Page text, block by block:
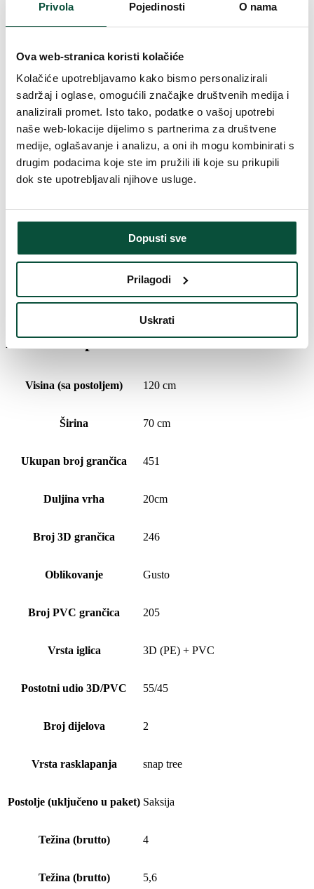
Privola Pojedinosti O nama
Ova web-stranica koristi kolačiće
Kolačiće upotrebljavamo kako bismo personalizirali
sadržaj i oglase, omogućili značajke društvenih medija i
analizirali promet. Isto tako, podatke o vašoj upotrebi
naše web-lokacije dijelimo s partnerima za društvene
medije, oglašavanje i analizu, a oni ih mogu kombinirati s
drugim podacima koje ste im pružili ili koje su prikupili
dok ste upotrebljavali njihove usluge.
Dopusti sve
Prilagodi
Uskrati
Postolje (uključeno u paket) Saksija
Težina (brutto) 4
Težina (brutto) 5,6
Vrijeme isporuke 4 dana
Paket 1 86x29x23
Božićna drvca
Parametri proizvoda
Visina (sa postoljem) 120 cm
Širina 70 cm
Ukupan broj grančica 451
Duljina vrha 20cm
Broj 3D grančica 246
Oblikovanje Gusto
Broj PVC grančica 205
Vrsta iglica 3D (PE) + PVC
Postotni udio 3D/PVC 55/45
Broj dijelova 2
Vrsta rasklapanja snap tree
Postolje (uključeno u paket) Saksija
Težina (brutto) 4
Težina (brutto) 5,6